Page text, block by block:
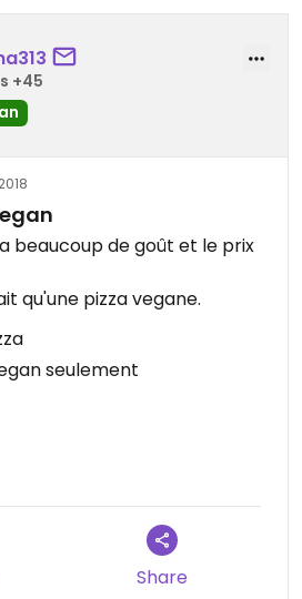
+45
beaucoup de goût et le prix
qu'une pizza vegane.
seulement
Share